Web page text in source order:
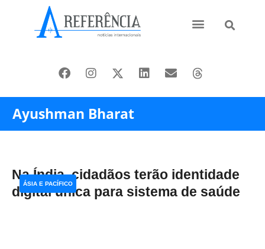
Ayushman Bharat
Na Índia, cidadãos terão identidade
digital única para sistema de saúde
ÁSIA E PACÍFICO